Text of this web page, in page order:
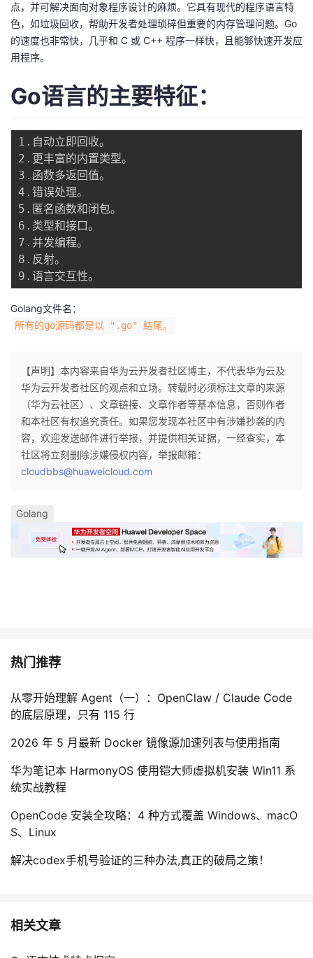
点，并可解决面向对象程序设计的麻烦。它具有现代的程序语言特
色，如垃圾回收，帮助开发者处理琐碎但重要的内存管理问题。Go
的速度也非常快，几乎和 C 或 C++ 程序一样快，且能够快速开发应
用程序。
Go语言的主要特征：
1.自动立即回收。
2.更丰富的内置类型。
3.函数多返回值。
4.错误处理。
5.匿名函数和闭包。
6.类型和接口。
7.并发编程。
8.反射。
Golang文件名：
所有的go源码都是以 ".go" 结尾。
【声明】本内容来自华为云开发者社区博主，不代表华为云及
华为云开发者社区的观点和立场。转载时必须标注文章的来源
（华为云社区）、文章链接、文章作者等基本信息，否则作者
和本社区有权追究责任。如果您发现本社区中有涉嫌抄袭的内
容，欢迎发送邮件进行举报，并提供相关证据，一经查实，本
社区将立刻删除涉嫌侵权内容，举报邮箱：
cloudbbs@huaweicloud.com
Golang
热门推荐
从零开始理解 Agent（一）：OpenClaw / Claude Code
的底层原理，只有 115 行
2026 年 5 月最新 Docker 镜像源加速列表与使用指南
华为笔记本 HarmonyOS 使用铠大师虚拟机安装 Win11 系
统实战教程
OpenCode 安装全攻略：4 种方式覆盖 Windows、macO
S、Linux
解决codex手机号验证的三种办法,真正的破局之策！
相关文章